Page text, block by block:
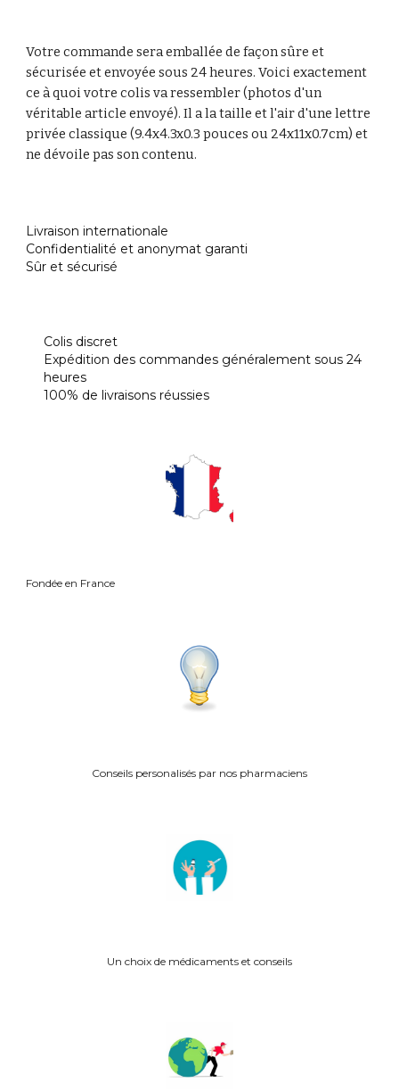
Votre commande sera emballée de façon sûre et
sécurisée et envoyée sous 24 heures. Voici exactement
ce à quoi votre colis va ressembler (photos d'un
véritable article envoyé). Il a la taille et l'air d'une lettre
privée classique (9.4x4.3x0.3 pouces ou 24x11x0.7cm) et
ne dévoile pas son contenu.
Livraison internationale
Confidentialité et anonymat garanti
Sûr et sécurisé
Colis discret
Expédition des commandes généralement sous 24
heures
100% de livraisons réussies
Fondée en France
Conseils personalisés par nos pharmaciens
Un choix de médicaments et conseils